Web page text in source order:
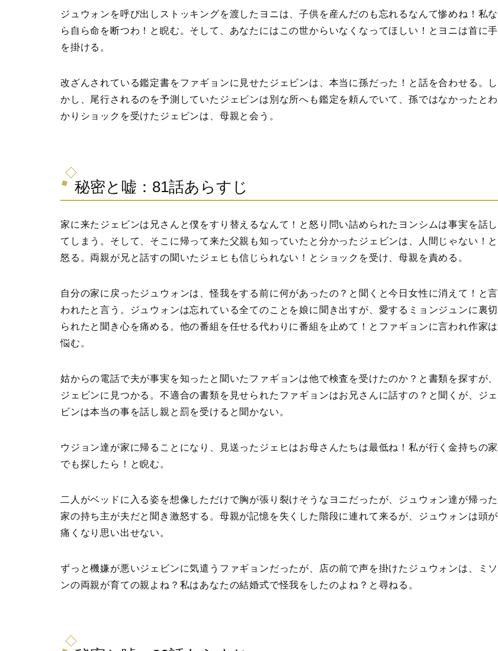
ジュウォンを呼び出しストッキングを渡したヨニは、子供を産んだのも忘れるなんて惨めね！私な
ら自ら命を断つわ！と睨む。そして、あなたにはこの世からいなくなってほしい！とヨニは首に手
を掛ける。
改ざんされている鑑定書をファギョンに見せたジェビンは、本当に孫だった！と話を合わせる。し
かし、尾行されるのを予測していたジェビンは別な所へも鑑定を頼んでいて、孫ではなかったとわ
かりショックを受けたジェビンは、母親と会う。
秘密と嘘：81話あらすじ
家に来たジェビンは兄さんと僕をすり替えるなんて！と怒り問い詰められたヨンシムは事実を話し
てしまう。そして、そこに帰って来た父親も知っていたと分かったジェビンは、人間じゃない！と
怒る。両親が兄と話すの聞いたジェヒも信じられない！とショックを受け、母親を責める。
自分の家に戻ったジュウォンは、怪我をする前に何があったの？と聞くと今日女性に消えて！と言
われたと言う。ジュウォンは忘れている全てのことを娘に聞き出すが、愛するミョンジュンに裏切
られたと聞き心を痛める。他の番組を任せる代わりに番組を止めて！とファギョンに言われ作家は
悩む。
姑からの電話で夫が事実を知ったと聞いたファギョンは他で検査を受けたのか？と書類を探すが、
ジェビンに見つかる。不適合の書類を見せられたファギョンはお兄さんに話すの？と聞くが、ジェ
ビンは本当の事を話し親と罰を受けると聞かない。
ウジョン達が家に帰ることになり、見送ったジェヒはお母さんたちは最低ね！私が行く金持ちの家
でも探したら！と睨む。
二人がベッドに入る姿を想像しただけで胸が張り裂けそうなヨニだったが、ジュウォン達が帰った
家の持ち主が夫だと聞き激怒する。母親が記憶を失くした階段に連れて来るが、ジュウォンは頭が
痛くなり思い出せない。
ずっと機嫌が悪いジェビンに気遣うファギョンだったが、店の前で声を掛けたジュウォンは、ミソ
ンの両親が育ての親よね？私はあなたの結婚式で怪我をしたのよね？と尋ねる。